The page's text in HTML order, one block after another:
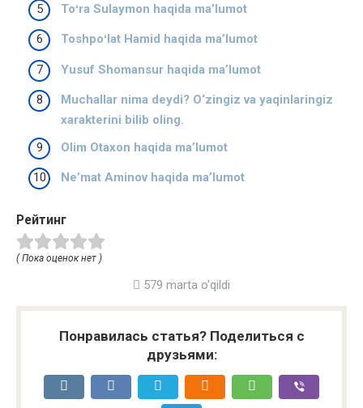
Toʻra Sulaymon haqida ma’lumot
Toshpoʻlat Hamid haqida ma’lumot
Yusuf Shomansur haqida ma’lumot
Muchallar nima deydi? O‘zingiz va yaqinlaringiz
xarakterini bilib oling.
Olim Otaxon haqida ma’lumot
Neʼmat Aminov haqida ma’lumot
Рейтинг
( Пока оценок нет )
579 marta o'qildi
Понравилась статья? Поделиться с
друзьями: